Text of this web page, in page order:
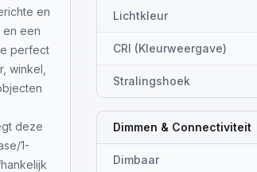
en
en een
perfect
winkel,
deze
1-
Lichtkleur
CRI (Kleurweergave)
Stralingshoek
Dimmen & Connectiviteit
Dimbaar